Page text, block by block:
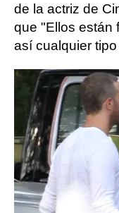
de la actriz de
que "Ellos están
así cualquier